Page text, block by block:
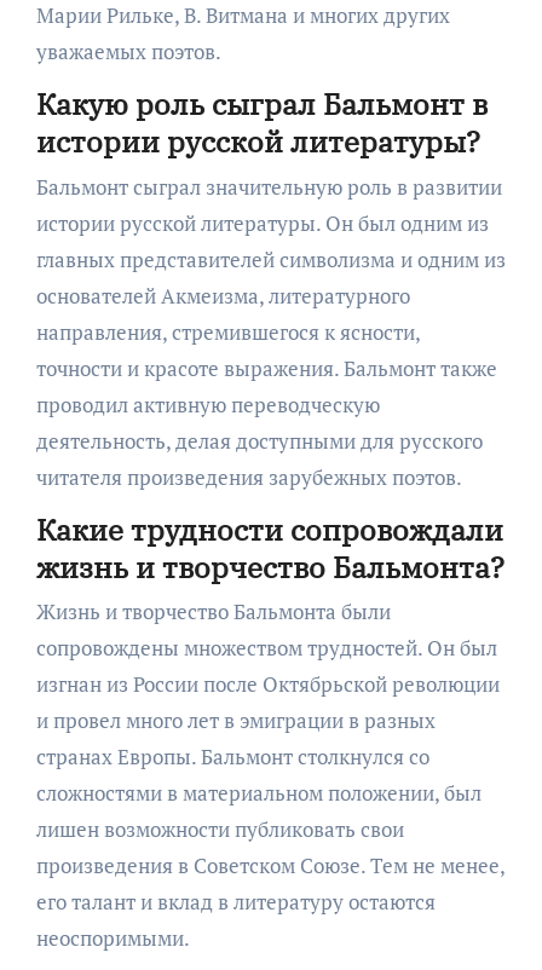
Марии Рильке, В. Витмана и многих других
уважаемых поэтов.
Какую роль сыграл Бальмонт в
истории русской литературы?
Бальмонт сыграл значительную роль в развитии
истории русской литературы. Он был одним из
главных представителей символизма и одним из
основателей Акмеизма, литературного
направления, стремившегося к ясности,
точности и красоте выражения. Бальмонт также
проводил активную переводческую
деятельность, делая доступными для русского
читателя произведения зарубежных поэтов.
Какие трудности сопровождали
жизнь и творчество Бальмонта?
Жизнь и творчество Бальмонта были
сопровождены множеством трудностей. Он был
изгнан из России после Октябрьской революции
и провел много лет в эмиграции в разных
странах Европы. Бальмонт столкнулся со
сложностями в материальном положении, был
лишен возможности публиковать свои
произведения в Советском Союзе. Тем не менее,
его талант и вклад в литературу остаются
неоспоримыми.